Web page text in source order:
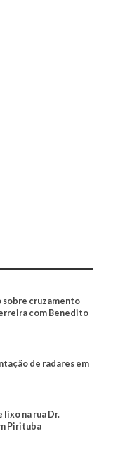
sobre cruzamento
com Benedito
de radares em
na rua Dr.
Pirituba